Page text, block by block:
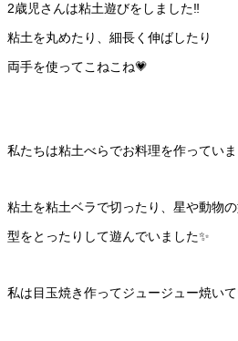
2歳児さんは粘土遊びをしました‼️
粘土を丸めたり、細長く伸ばしたり
両手を使ってこねこね💗
私たちは粘土べらでお料理を作ってい
粘土を粘土ベラで切ったり、星や動物
型をとったりして遊んでいました✨
私は目玉焼き作ってジュージュー焼い